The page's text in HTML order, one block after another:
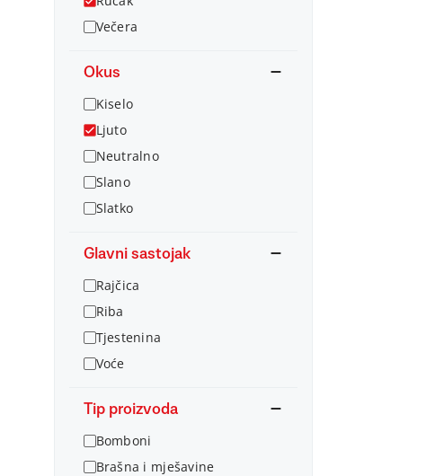
Večera
Okus
Kiselo
Ljuto
Neutralno
Slano
Slatko
Glavni sastojak
Rajčica
Riba
Tjestenina
Voće
Tip proizvoda
Bomboni
Brašna i mješavine